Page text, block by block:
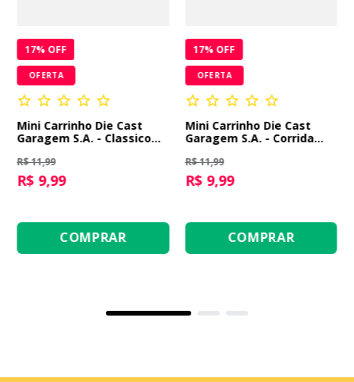
17% OFF
OFERTA
Mini Carrinho Die Cast
Garagem S.A. - Classico
R$ 11,99
R$ 9,99
COMPRAR
17% OFF
OFERTA
Mini Carrinho Die Cast
Garagem S.A. - Corrida
R$ 11,99
R$ 9,99
COMPRAR